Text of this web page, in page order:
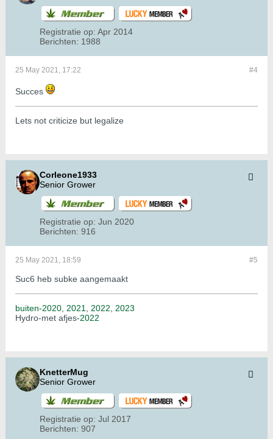
Registratie op: Apr 2014
Berichten: 1988
#4
25 May 2021, 17:22
Succes
Lets not criticize but legalize
Corleone1933
Senior Grower
Registratie op: Jun 2020
Berichten: 916
#5
25 May 2021, 18:59
Suc6 heb subke aangemaakt
buiten-2020 2021 2022
2023
Hydro-met afjes-2022
KnetterMug
Senior Grower
Registratie op: Jul 2017
Berichten: 907